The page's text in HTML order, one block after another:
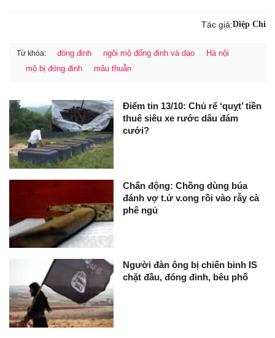
Tác giả:Diệp Chi
Từ khóa: đóng đinh ngôi mộ đống đinh và dao
Hà nội
mộ bị đóng đinh
mâu thuẫn
Điểm tin 13/10: Chủ rể ‘quỵt’ tiền
thuê siêu xe rước dâu đám
cưới?
Chấn động: Chồng dùng búa
đánh vợ t.ử v.ong rồi vào rẫy cà
phê ngủ
Người đàn ông bị chiến binh IS
chặt đầu, đóng đinh, bêu phố